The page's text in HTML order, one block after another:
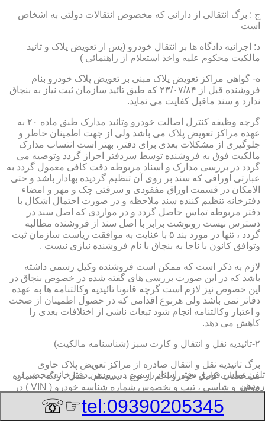
ج : برگ انتقالی از دارائی که مخصوص انتقالات دولتی به اشخاص
است
د: اجرائیه دادگاه ها بر انتقال خودرو (پس از تعویض پلاک و تائید
مالکیت محکوم علیه واخذ استعلام از راهنمائی )
ه- گواهی مراکز تعویض پلاک مبنی بر تعویض پلاک خودرو بنام
فروشنده قبل از ۲۳/۰۷/۸۴ که طبق تائید سازمان ثبت نیاز به بنچاق
ندارد و سند ماقبل کفایت می نماید.
گرچه وظیفه کنترل اصالت خودرو وتائید مدارک طبق ماده ۲۰ به
عهده مراکز تعویض پلاک می باشد ولی از جهت اطمینان خاطر و
جلوگیری از مشکلات بعدی برای دفتر، بهتر است انتساب مدارک
مالکیت فوق به فروشنده توسط سردفتر احراز گردد وتوصیه می
گردد در بررسی مدارک و اسناد مربوطه دقت کافی معمول گردد به
عبارتی اوراقی که سند بر روی آن تنظیم گردیده بهادار باشد و حتی
الامکان در قسمت اوراق مفقودی و سرقتی چک و مهر و امضاء
دفترخانه تنظیم کننده سند ملاحظه و در صورت احتمال اشکال با
دفتر مربوطه تماس حاصل گردد و در مواردی که اصل سند در
دسترس نیست رونوشت برابر با اصل سند از فروشنده مطالبه
گردد ، تنها در مورد بند ۵ با عنایت به موافقت ریاست سازمان ثبت
وتوافق کانون با ناجا به بنچاق با نام فروشنده نیازی نیست .
لازم به ذکر است که ممکن است فروشنده وکیل رسمی داشته
باشد که در این صورت بررسی های گفته شده در خصوص بنچاق در
این خصوص نیز لازم است گرچه قانونا تائیدیه وکالتنامه ها به عهده
دفاتر نمی باشد ولی هرنوع اقدامی که در حصول اطمینان از صحت
و اعتبار وکالتنامه انجام شود تبعات ناشی از اختلافات بعدی را
کاهش می دهد.
۲-تائیدیه نقل و انتقال و کارت سبز (شناسنامه مالکیت)
برگ تائیدیه نقل و انتقال صادره از مراکز تعویض پلاک حاوی
مشخصات کامل خودرو اعم از نوع ، سیستم ، مدل ، رنگ ، شماره
موتور و شاسی ، تیپ و بخصوس شماره شناسه خودرو ( VIN ) در
صدر صفحه و مشخصات فروشنده و خریدار اعم از مشخصات
سجلی و شماره ملی و کدپستی و آدرس و شماره انتظامی
تلفن تماس فوری دفتر اسناد رسمی در رودهن,دفترخانه,محضر در
رودهن
tel:09390205345
☞☏